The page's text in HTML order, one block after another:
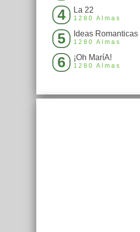
4 La 22
1280 Almas
5 Ideas Romanticas
1280 Almas
6 ¡Oh MaríA!
1280 Almas